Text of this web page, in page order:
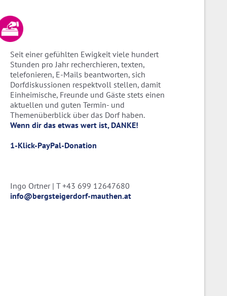
Seit einer gefühlten Ewigkeit viele hundert
Stunden pro Jahr recherchieren, texten,
telefonieren, E-Mails beantworten, sich
Dorfdiskussionen respektvoll stellen, damit
Einheimische, Freunde und Gäste stets einen
aktuellen und guten Termin- und
Themenüberblick über das Dorf haben.
Wenn dir das etwas wert ist, DANKE!
1-Klick-PayPal-Donation
Ingo Ortner | T +43 699 12647680
info@bergsteigerdorf-mauthen.at